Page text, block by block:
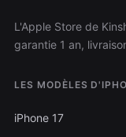
L'Apple Store de
garantie 1 an,
LES MODÈLES
iPhone 17